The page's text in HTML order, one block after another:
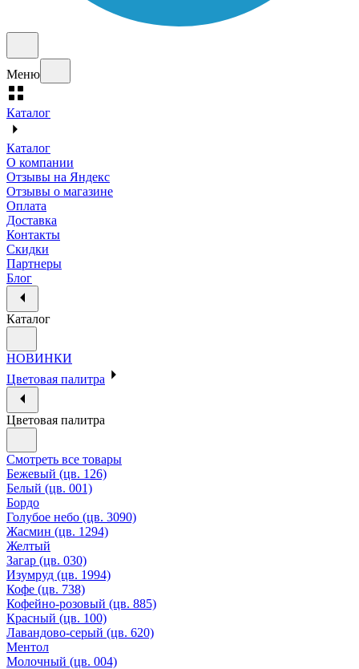
Меню
Каталог
Каталог
О компании
Отзывы на Яндекс
Отзывы о магазине
Оплата
Доставка
Контакты
Скидки
Партнеры
Блог
Каталог
НОВИНКИ
Цветовая палитра
Цветовая палитра
Смотреть все товары
Бежевый (цв. 126)
Белый (цв. 001)
Бордо
Голубое небо (цв. 3090)
Жасмин (цв. 1294)
Желтый
Загар (цв. 030)
Изумруд (цв. 1994)
Кофе (цв. 738)
Кофейно-розовый (цв. 885)
Красный (цв. 100)
Лавандово-серый (цв. 620)
Ментол
Молочный (цв. 004)